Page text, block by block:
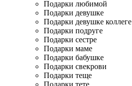
Подарки любимой
Подарки девушке
Подарки девушке коллеге
Подарки подруге
Подарки сестре
Подарки маме
Подарки бабушке
Подарки свекрови
Подарки теще
Подарки тете